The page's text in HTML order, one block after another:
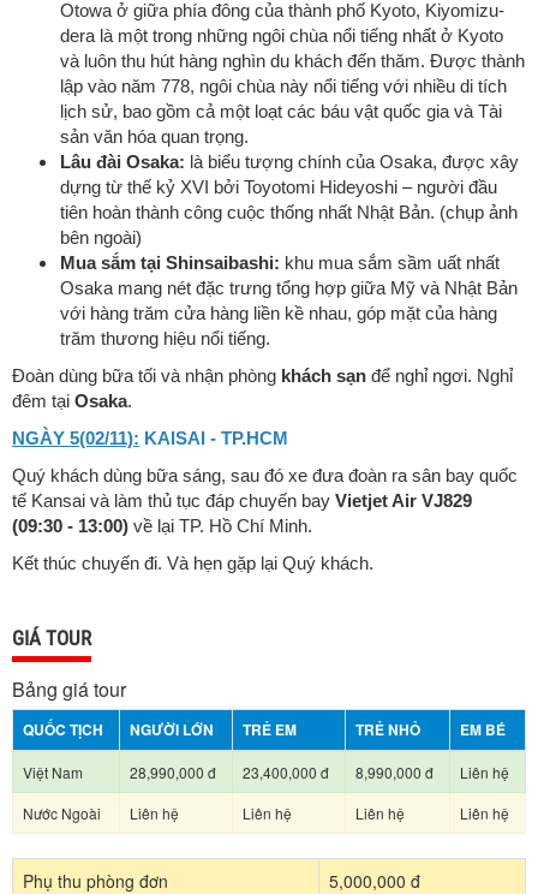
Otowa ở giữa phía đông của thành phố Kyoto, Kiyomizu-
dera là một trong những ngôi chùa nổi tiếng nhất ở Kyoto
và luôn thu hút hàng nghìn du khách đến thăm. Được thành
lập vào năm 778, ngôi chùa này nổi tiếng với nhiều di tích
lịch sử, bao gồm cả một loạt các báu vật quốc gia và Tài
sản văn hóa quan trọng.
Lâu đài Osaka: là biểu tượng chính của Osaka, được xây
dựng từ thế kỷ XVI bởi Toyotomi Hideyoshi – người đầu
tiên hoàn thành công cuộc thống nhất Nhật Bản. (chụp ảnh
bên ngoài)
Mua sắm tại Shinsaibashi: khu mua sắm sầm uất nhất
Osaka mang nét đặc trưng tổng hợp giữa Mỹ và Nhật Bản
với hàng trăm cửa hàng liền kề nhau, góp mặt của hàng
trăm thương hiệu nổi tiếng.
Đoàn dùng bữa tối và nhận phòng khách sạn để nghỉ ngơi. Nghỉ
đêm tại Osaka.
NGÀY 5(02/11): KAISAI - TP.HCM
Quý khách dùng bữa sáng, sau đó xe đưa đoàn ra sân bay quốc
tế Kansai và làm thủ tục đáp chuyến bay Vietjet Air VJ829
(09:30 - 13:00) về lại TP. Hồ Chí Minh.
Kết thúc chuyến đi. Và hẹn gặp lại Quý khách.
GIÁ TOUR
Bảng giá tour
QUỐC TỊCH NGƯỜI LỚN TRẺ EM TRẺ NHỎ EM BÉ
Việt Nam 28,990,000 đ 23,400,000 đ 8,990,000 đ
Liên hệ
Nước Ngoài
Liên hệ Liên hệ Liên hệ Liên hệ
Phụ thu phòng đơn 5,000,000 đ